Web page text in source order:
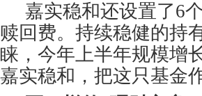
嘉实稳和还设置了6
赎回费。持续稳健的持
睐，今年上半年规模增
嘉实稳和，把这只基金